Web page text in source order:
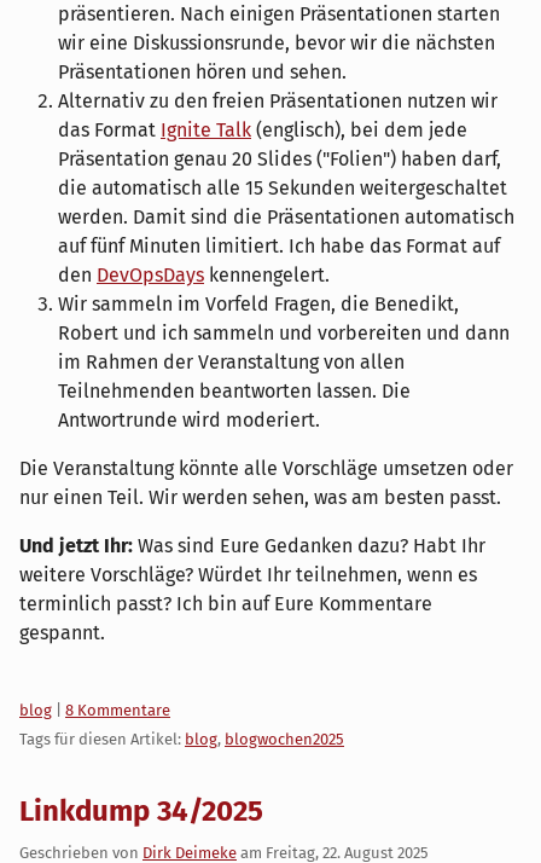
präsentieren. Nach einigen Präsentationen starten
wir eine Diskussionsrunde, bevor wir die nächsten
Präsentationen hören und sehen.
Alternativ zu den freien Präsentationen nutzen wir
das Format Ignite Talk (englisch), bei dem jede
Präsentation genau 20 Slides ("Folien") haben darf,
die automatisch alle 15 Sekunden weitergeschaltet
werden. Damit sind die Präsentationen automatisch
auf fünf Minuten limitiert. Ich habe das Format auf
den DevOpsDays kennengelert.
Wir sammeln im Vorfeld Fragen, die Benedikt,
Robert und ich sammeln und vorbereiten und dann
im Rahmen der Veranstaltung von allen
Teilnehmenden beantworten lassen. Die
Antwortrunde wird moderiert.
Die Veranstaltung könnte alle Vorschläge umsetzen oder
nur einen Teil. Wir werden sehen, was am besten passt.
Und jetzt Ihr: Was sind Eure Gedanken dazu? Habt Ihr
weitere Vorschläge? Würdet Ihr teilnehmen, wenn es
terminlich passt? Ich bin auf Eure Kommentare
gespannt.
Kategorien:
blog
8 Kommentare
Tags für diesen Artikel: blog, blogwochen2025
Linkdump 34/2025
Geschrieben von Dirk Deimeke am Freitag, 22. August 2025